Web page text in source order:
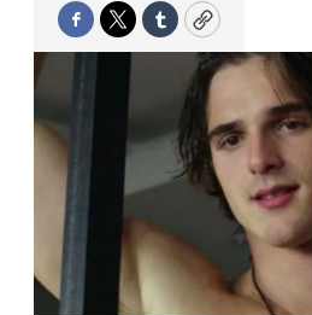
Facebook
TwitterTumblrCopy